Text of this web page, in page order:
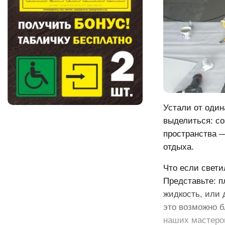
Устали от
выделиться:
пространства
отдыха.
Что если
Представьте:
жидкость, или
это возможно
наших